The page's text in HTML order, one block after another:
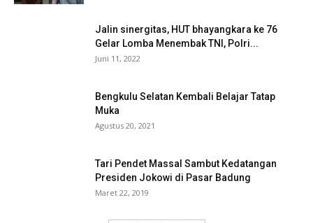
Jalin sinergitas, HUT bhayangkara ke 76
Gelar Lomba Menembak TNI, Polri...
Juni 11, 2022
Bengkulu Selatan Kembali Belajar Tatap
Muka
Agustus 20, 2021
Tari Pendet Massal Sambut Kedatangan
Presiden Jokowi di Pasar Badung
Maret 22, 2019